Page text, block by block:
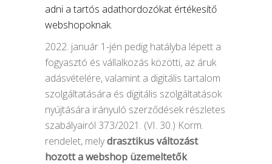
adni a tartós adathordozókat értékesítő
webshopoknak.
2022. január 1-jén pedig hatályba lépett a
fogyasztó és vállalkozás közötti, az áruk
adásvételére, valamint a digitális tartalom
szolgáltatására és digitális szolgáltatások
nyújtására irányuló szerződések részletes
szabályairól 373/2021. (VI. 30.) Korm.
rendelet, melydrasztikus változást
hozott a webshop üzemeltetők